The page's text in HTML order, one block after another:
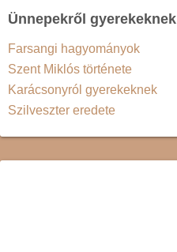
Ünnepekről gyerekeknek
Farsangi hagyományok
Szent Miklós története
Karácsonyról gyerekeknek
Szilveszter eredete